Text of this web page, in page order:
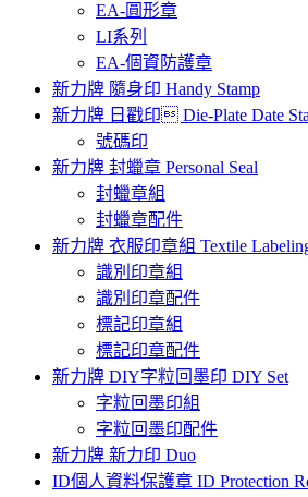
EA-圓形章
LI系列
EA-個資防護章
新力牌 隨身印 Handy Stamp
新力牌 日戳印 Die-Plate Date
號碼印
新力牌 封蠟章 Personal Seal
封蠟章組
封蠟章配件
新力牌 衣服印章組 Textile
識別印章組
識別印章配件
標記印章組
標記印章配件
新力牌 DIY字粒回墨印 DIY Set
字粒回墨印組
字粒回墨印配件
新力牌 新力印 Duo
ID個人資料保護章 ID Protection